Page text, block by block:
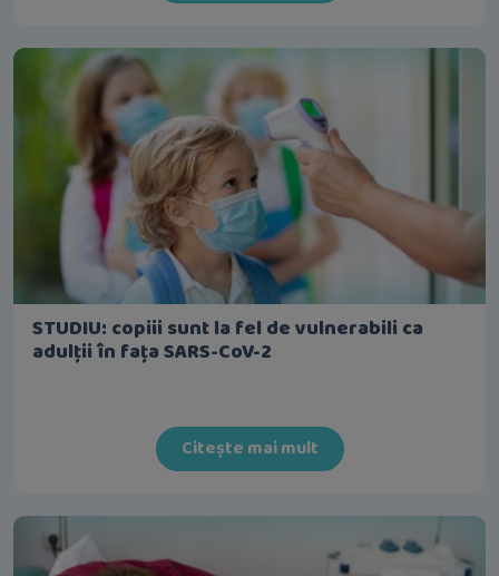
STUDIU: copiii sunt la fel de vulnerabili ca
adulții în fața SARS-CoV-2
Citește mai mult